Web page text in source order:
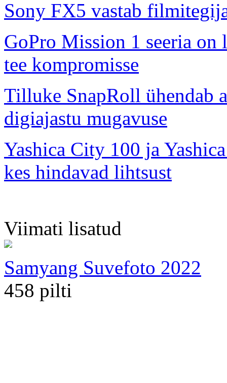
Sony FX5 vastab
GoPro Mission 1 seeria on
tee kompromisse
Tilluke SnapRoll ühendab
digiajastu mugavuse
Yashica City 100 ja
kes hindavad lihtsust
Viimati lisatud
Samyang Suvefoto 2022
458 pilti